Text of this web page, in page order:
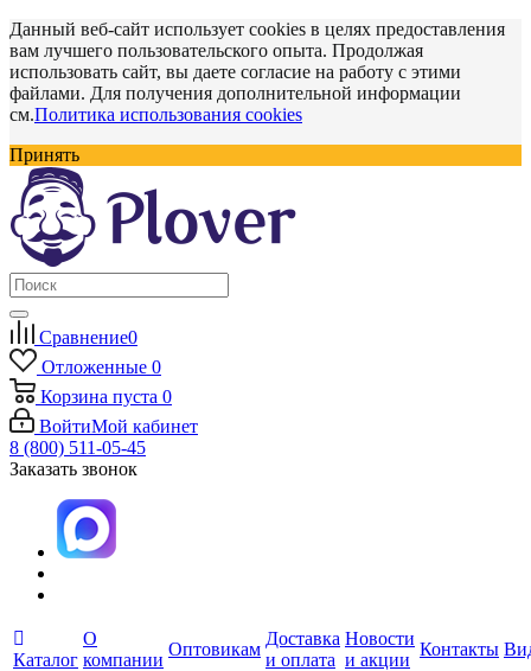
Данный веб-сайт использует cookies в целях предоставления
вам лучшего пользовательского опыта. Продолжая
использовать сайт, вы даете согласие на работу с этими
файлами. Для получения дополнительной информации
см.Политика использования cookies
Принять
Сравнение0
Отложенные 0
Корзина пуста 0
ВойтиМой кабинет
8 (800) 511-05-45
Заказать звонок
Каталог
О
компании
Оптовикам
Доставка
и оплата
Новости
и акции
Контакты